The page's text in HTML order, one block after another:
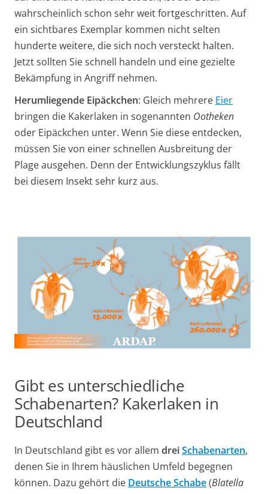
wahrscheinlich schon sehr weit fortgeschritten. Auf
ein sichtbares Exemplar kommen nicht selten
hunderte weitere, die sich noch versteckt halten.
Jetzt sollten Sie schnell handeln und eine gezielte
Bekämpfung in Angriff nehmen.
Herumliegende Eipäckchen: Gleich mehrere Eier
bringen die Kakerlaken in sogenannten Ootheken
oder Eipäckchen unter. Wenn Sie diese entdecken,
müssen Sie von einer schnellen Ausbreitung der
Plage ausgehen. Denn der Entwicklungszyklus fällt
bei diesem Insekt sehr kurz aus.
Gibt es unterschiedliche
Schabenarten? Kakerlaken in
Deutschland
In Deutschland gibt es vor allem dreiSchabenarten,
denen Sie in Ihrem häuslichen Umfeld begegnen
können. Dazu gehört die Deutsche Schabe(Blatella